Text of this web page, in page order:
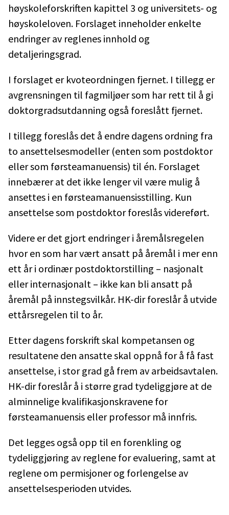
høyskoleforskriften kapittel 3 og universitets- og
høyskoleloven. Forslaget inneholder enkelte
endringer av reglenes innhold og
detaljeringsgrad.
I forslaget er kvoteordningen fjernet. I tillegg er
avgrensningen til fagmiljøer som har rett til å gi
doktorgradsutdanning også foreslått fjernet.
I tillegg foreslås det å endre dagens ordning fra
to ansettelsesmodeller (enten som postdoktor
eller som førsteamanuensis) til én. Forslaget
innebærer at det ikke lenger vil være mulig å
ansettes i en førsteamanuensisstilling. Kun
ansettelse som postdoktor foreslås videreført.
Videre er det gjort endringer i åremålsregelen
hvor en som har vært ansatt på åremål i mer enn
ett år i ordinær postdoktorstilling – nasjonalt
eller internasjonalt – ikke kan bli ansatt på
åremål på innstegsvilkår. HK-dir foreslår å utvide
ettårsregelen til to år.
Etter dagens forskrift skal kompetansen og
resultatene den ansatte skal oppnå for å få fast
ansettelse, i stor grad gå frem av arbeidsavtalen.
HK-dir foreslår å i større grad tydeliggjøre at de
alminnelige kvalifikasjonskravene for
førsteamanuensis eller professor må innfris.
Det legges også opp til en forenkling og
tydeliggjøring av reglene for evaluering, samt at
reglene om permisjoner og forlengelse av
ansettelsesperioden utvides.